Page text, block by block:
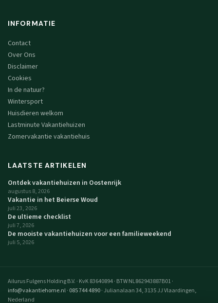
INFORMATIE
Contact
Over Ons
Disclaimer
Cookies
In de natuur?
Wintersport
Huisdieren welkom
Lastminute Vakantiehuizen
Zomervakantie vakantiehuis
LAATSTE ARTIKELEN
Ontdek vakantiehuizen in Oostenrijk
augustus 8, 2026
Vakantie in het Beierse Woud
juli 23, 2026
De ultieme checklist
juli 7, 2026
De mooiste vakantiehuizen voor een familieweekend
juli 5, 2026
Ailurus Fulgens Holding B.V. · KvK 83640894· BTW NL862943887B01·
info@vakantiehome.nl· 085 744 4890· Julianalaan 34, 3135 JJ Vlaardingen,
Nederland